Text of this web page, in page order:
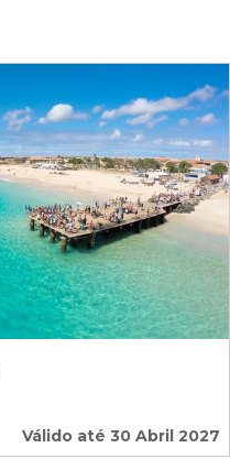
Válido até 30 Abril 2027